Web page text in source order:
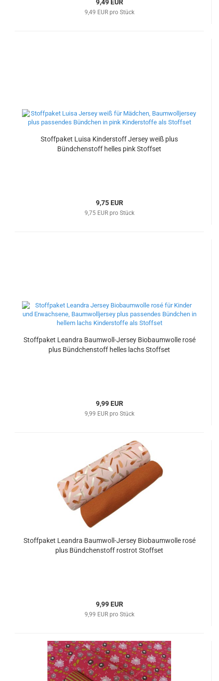
9,49 EUR
9,49 EUR pro Stück
Stoffpaket Luisa Kinderstoff Jersey weiß plus
Bündchenstoff helles pink Stoffset
9,75 EUR
9,75 EUR pro Stück
Stoffpaket Leandra Baumwoll-Jersey Biobaumwolle rosé
plus Bündchenstoff helles lachs Stoffset
9,99 EUR
9,99 EUR pro Stück
Stoffpaket Leandra Baumwoll-Jersey Biobaumwolle rosé
plus Bündchenstoff rostrot Stoffset
9,99 EUR
9,99 EUR pro Stück